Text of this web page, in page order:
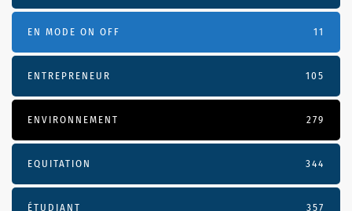
EN MODE ON OFF 11
ENTREPRENEUR 105
ENVIRONNEMENT 279
EQUITATION 344
ÉTUDIANT 357